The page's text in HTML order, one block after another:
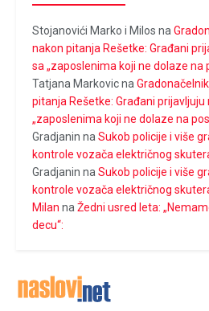
Stojanovići Marko i Milos na
nakon pitanja Rešetke: Građani
sa „zaposlenima koji ne dolaze na
Tatjana Markovicna
pitanja Rešetke: Građani
„zaposlenima koji ne dolaze na
Gradjanin naSukob policije i više
kontrole vozača električnog
Gradjanin naSukob policije i više
kontrole vozača električnog
Milan naŽedni usred leta:
decu“: